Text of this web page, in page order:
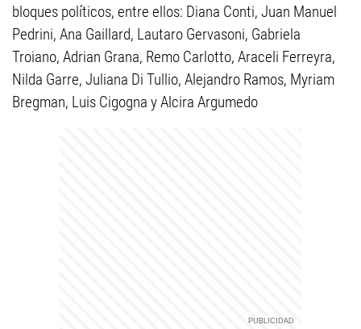
bloques políticos, entre ellos: Diana Conti, Juan Manuel
Pedrini, Ana Gaillard, Lautaro Gervasoni, Gabriela
Troiano, Adrian Grana, Remo Carlotto, Araceli Ferreyra,
Nilda Garre, Juliana Di Tullio, Alejandro Ramos, Myriam
Bregman, Luis Cigogna y Alcira Argumedo